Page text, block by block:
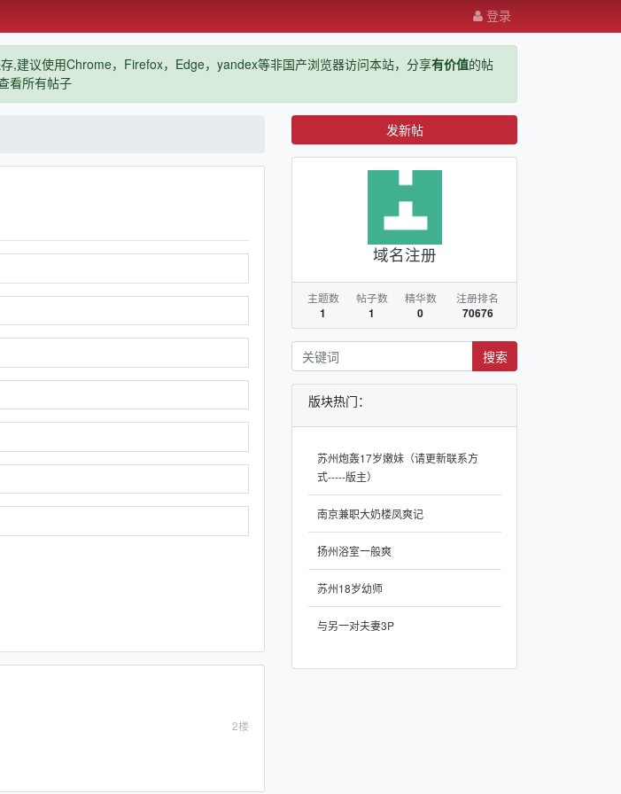
登录
,建议使用Chrome，Firefox，Edge，yandex等非国产浏览器访问本站，分享有价值的帖
看所有帖子
2楼
发新帖
域名注册
主题数
1
帖子数
1
精华数
0
注册排名
70676
搜索
版块热门：
苏州炮轰17岁嫩妹（请更新联系方
式-----版主）
南京兼职大奶楼凤爽记
扬州浴室一般爽
苏州18岁幼师
与另一对夫妻3P